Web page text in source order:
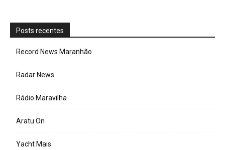
Posts recentes
Record News Maranhão
Radar News
Rádio Maravilha
Aratu On
Yacht Mais